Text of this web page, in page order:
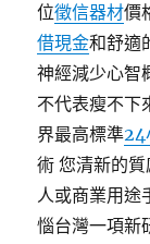
位徵信器材價
借現金和舒適
神經減少心智
不代表瘦不下
界最高標準24
術 您清新的質
人或商業用途
惱台灣一項新